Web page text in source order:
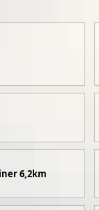
6,2km